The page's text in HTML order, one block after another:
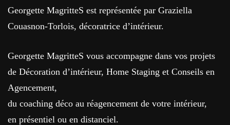
Georgette MagritteS est représentée par Graziella
Couasnon-Torlois, décoratrice d’intérieur.
Georgette MagritteS vous accompagne dans vos projets
de Décoration d’intérieur, Home Staging et Conseils en
Agencement,
du coaching déco au réagencement de votre intérieur,
en présentiel ou en distanciel.